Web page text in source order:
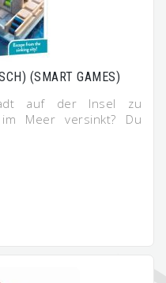
(SMART GAMES)
auf der Insel zu
Meer versinkt? Du